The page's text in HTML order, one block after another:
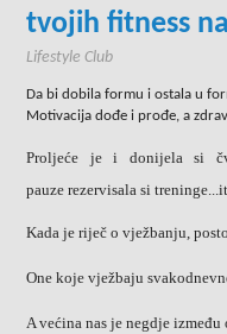
tvojih fitness
Lifestyle Club
Da bi dobila formu i ostala u
Motivacija dođe i prođe, a
Proljeće je i donijela si
pauze rezervisala si
Kada je riječ o vježbanju,
One koje vježbaju
A većina nas je negdje